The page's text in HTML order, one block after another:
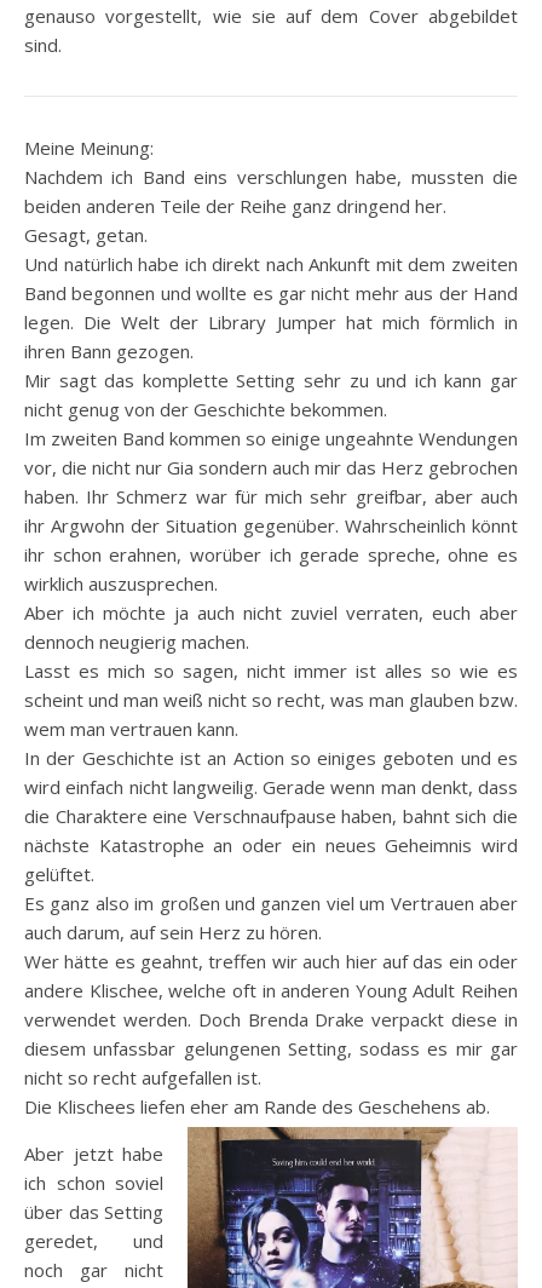
genauso vorgestellt, wie sie auf dem Cover abgebildet
sind.
Meine Meinung:
Nachdem ich Band eins verschlungen habe, mussten die
beiden anderen Teile der Reihe ganz dringend her.
Gesagt, getan.
Und natürlich habe ich direkt nach Ankunft mit dem zweiten
Band begonnen und wollte es gar nicht mehr aus der Hand
legen. Die Welt der Library Jumper hat mich förmlich in
ihren Bann gezogen.
Mir sagt das komplette Setting sehr zu und ich kann gar
nicht genug von der Geschichte bekommen.
Im zweiten Band kommen so einige ungeahnte Wendungen
vor, die nicht nur Gia sondern auch mir das Herz gebrochen
haben. Ihr Schmerz war für mich sehr greifbar, aber auch
ihr Argwohn der Situation gegenüber. Wahrscheinlich könnt
ihr schon erahnen, worüber ich gerade spreche, ohne es
wirklich auszusprechen.
Aber ich möchte ja auch nicht zuviel verraten, euch aber
dennoch neugierig machen.
Lasst es mich so sagen, nicht immer ist alles so wie es
scheint und man weiß nicht so recht, was man glauben bzw.
wem man vertrauen kann.
In der Geschichte ist an Action so einiges geboten und es
wird einfach nicht langweilig. Gerade wenn man denkt, dass
die Charaktere eine Verschnaufpause haben, bahnt sich die
nächste Katastrophe an oder ein neues Geheimnis wird
gelüftet.
Es ganz also im großen und ganzen viel um Vertrauen aber
auch darum, auf sein Herz zu hören.
Wer hätte es geahnt, treffen wir auch hier auf das ein oder
andere Klischee, welche oft in anderen Young Adult Reihen
verwendet werden. Doch Brenda Drake verpackt diese in
diesem unfassbar gelungenen Setting, sodass es mir gar
nicht so recht aufgefallen ist.
Die Klischees liefen eher am Rande des Geschehens ab.
Aber jetzt habe
ich schon soviel
über das Setting
geredet, und
noch gar nicht